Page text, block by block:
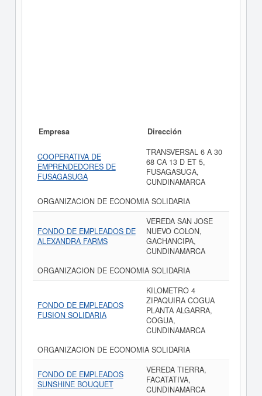
Empresa Dirección
COOPERATIVA DE
EMPRENDEDORES DE
FUSAGASUGA
TRANSVERSAL 6 A 30
68 CA 13 D ET 5,
FUSAGASUGA,
CUNDINAMARCA
ORGANIZACION DE ECONOMIA SOLIDARIA
FONDO DE EMPLEADOS DE
ALEXANDRA FARMS
VEREDA SAN JOSE
NUEVO COLON,
GACHANCIPA,
CUNDINAMARCA
ORGANIZACION DE ECONOMIA SOLIDARIA
FONDO DE EMPLEADOS
FUSION SOLIDARIA
KILOMETRO 4
ZIPAQUIRA COGUA
PLANTA ALGARRA,
COGUA,
CUNDINAMARCA
ORGANIZACION DE ECONOMIA SOLIDARIA
FONDO DE EMPLEADOS
SUNSHINE BOUQUET
VEREDA TIERRA,
FACATATIVA,
CUNDINAMARCA